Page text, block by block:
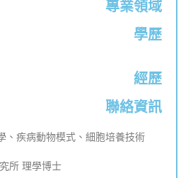
專業領域
學歷
經歷
聯絡資訊
、疾病動物模式、細胞培養技術
所 理學博士